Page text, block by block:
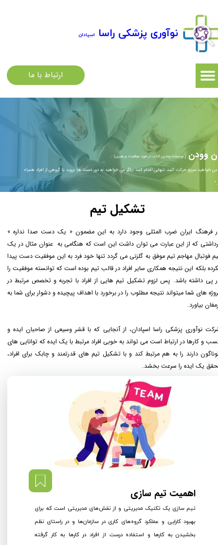
نوآوری پزشکی راسا اسپادان
ارتباط با ما
وودن ( نویسنده چندین کتاب در حوزه موفقیت و رهبری) :
می خواهید سریع حرکت کنید، تنهایی اقدام کنید . اگر می خواهید به دور دست ها بروید با گروهی از افراد همراه
فرهنگ ایران ضرب ­المثلی وجود دارد به این مضمون « یک دست صدا نداره »
که از این عبارت می توان داشت این است که هنگامی به عنوان مثال در یک
فوتبال مهاجم تیم موفق به گلزنی می گردد تنها خود فرد به این موفقیت دست پیدا
بلکه این نتیجه همکاری سایر افراد در قالب تیم بوده است که توانسته موفقیت را
پی داشته باشد. پس لزوم تشکیل تیم هایی از افراد با تجربه و تخصص مرتبط در
های شما می­تواند نتیجه مطلوب را در برخورد با اهداف پیچیده و دشوار برای شما به
بیاورد.
نوآوری پزشکی راسا اسپادان، از آنجایی که با قشر وسیعی از صاحبان ایده و
و کارها در ارتباط است می تواند به خوبی افراد مرتبط با یک ایده که توانایی های
دارند را به هم مرتبط کند و با تشکیل تیم های قدرتمند و چابک برای افراد،
یک ایده را سرعت بخشد.​​​​​​​
تشکیل تیم
اهمیت تیم سازی
تیم سازی یک تکنیک مدیریتی و از نقش‌های مدیریتی است که برای
بهبود کارایی و عملکرد گروه‌های کاری در سازمان‌ها و در راستای نظم
بخشیدن به کارها و استفاده درست از افراد در کارها به کار گرفته